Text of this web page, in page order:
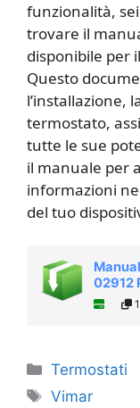
funzionalità,
trovare il
disponibile per
Questo
l’installazione,
termostato,
tutte le sue
il manuale per
informazioni
del tuo
02912
Categorie
Termostati
Tag
Vimar